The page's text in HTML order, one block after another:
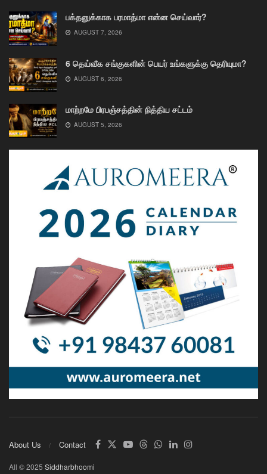
பக்தனுக்காக பரமாத்மா என்ன செய்வார்?
AUGUST 7, 2026
6 தெய்வீக சங்குகளின் பெயர் உங்களுக்கு தெரியுமா?
AUGUST 6, 2026
மாற்றமே பிரபஞ்சத்தின் நித்திய சட்டம்
AUGUST 5, 2026
About Us Contact
All © 2025 Siddharbhoomi